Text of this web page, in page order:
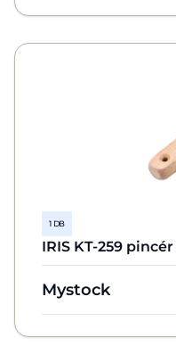
1 DB
IRIS KT-259
Mystock